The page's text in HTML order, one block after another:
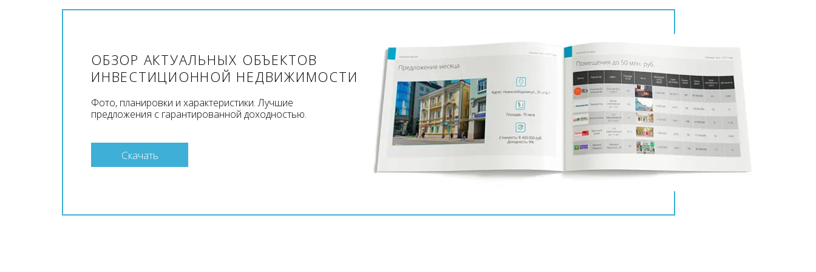
ОБЗОР АКТУАЛЬНЫХ ОБЪЕКТОВ
ИНВЕСТИЦИОННОЙ НЕДВИЖИМОСТИ
Фото, планировки и характеристики. Лучшие
предложения с гарантированной доходностью.
Скачать